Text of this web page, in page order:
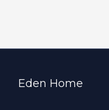
Eden Home